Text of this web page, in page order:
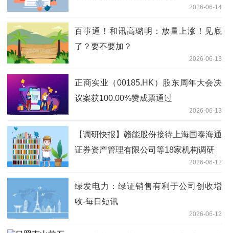
2026-06-14
百事通！和讯高璐明：放量上涨！见底
了？要不要加？
2026-06-13
正商实业（00185.HK）股东周年大会决
议案获100.00%赞成票通过
2026-06-13
【调研快报】赣能股份接待上海国泰海通
证券资产管理有限公司等18家机构调研
2026-06-12
绿发电力：绿证销售有利于公司创收增
收-每日短讯
2026-06-12